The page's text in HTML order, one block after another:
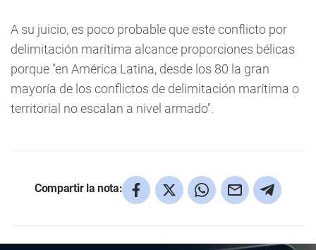
A su juicio, es poco probable que este conflicto por
delimitación marítima alcance proporciones bélicas
porque "en América Latina, desde los 80 la gran
mayoría de los conflictos de delimitación marítima o
territorial no escalan a nivel armado".
Compartir la nota: